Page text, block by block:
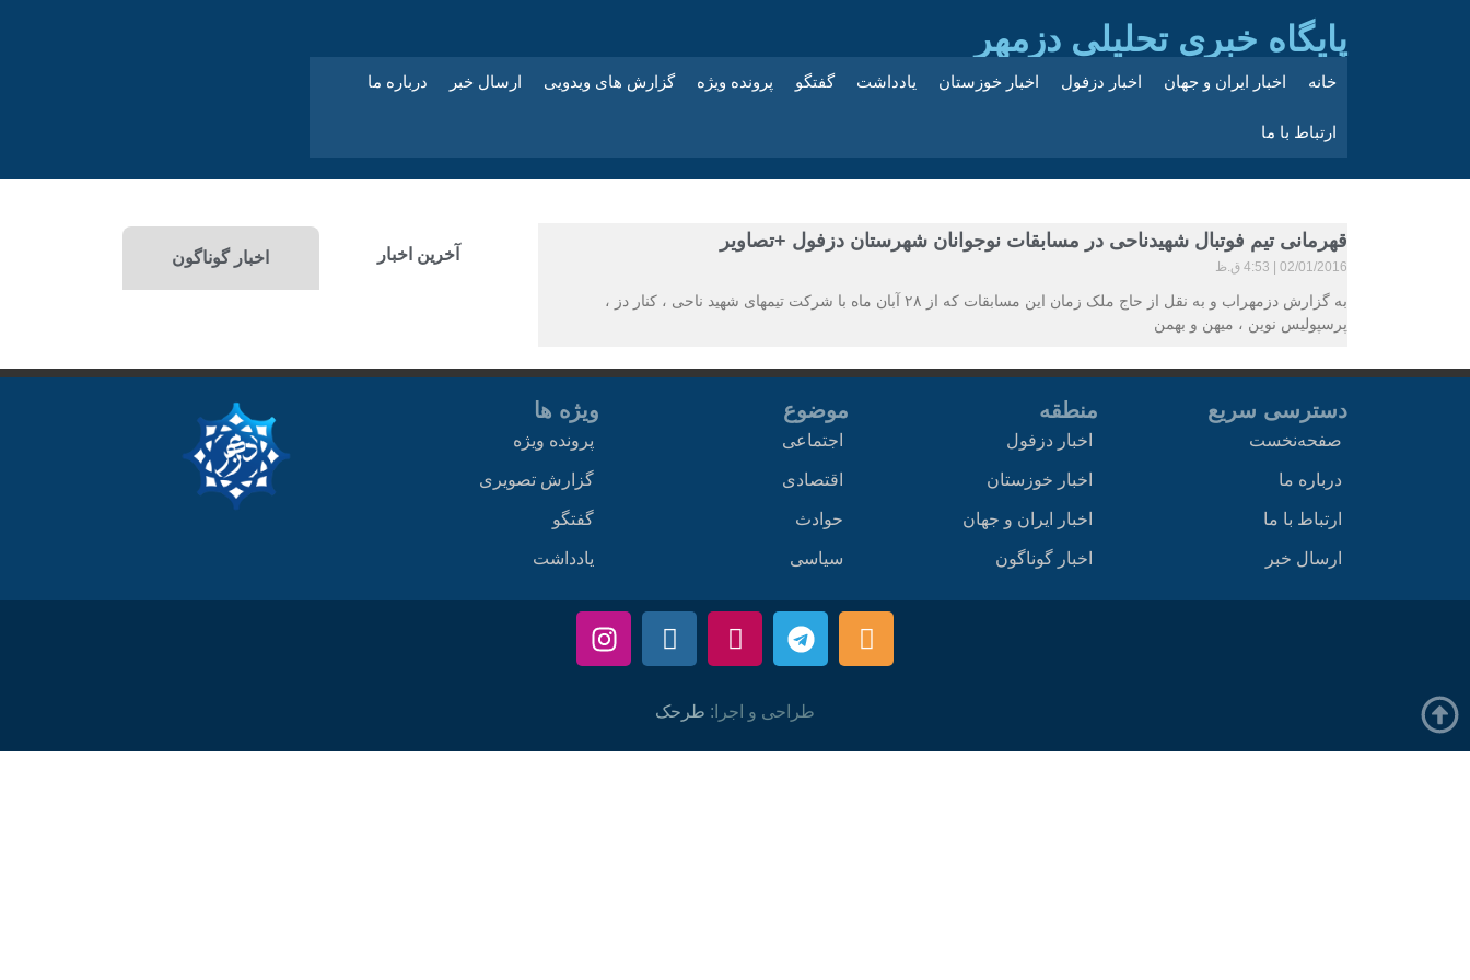
پایگاه خبری تحلیلی دزمهر
خانه اخبار ایران و جهان اخبار دزفول اخبار خوزستان یادداشت گفتگو پرونده ویژه گزارش های ویدویی ارسال خبر درباره ما
ارتباط با ما
قهرمانی تیم فوتبال شهیدناحی در مسابقات نوجوانان شهرستان دزفول +تصاویر
02/01/2016 4:53 ق.ظ
به گزارش دزمهراب و به نقل از حاج ملک زمان این مسابقات که از ۲۸ آبان ماه با شرکت تیمهای شهید ناحی ، کنار دز ،
پرسپولیس نوین ، میهن و بهمن
آخرین اخبار اخبار گوناگون
دسترسی سریع
صفحه‌نخست
درباره ما
ارتباط با ما
ارسال خبر
منطقه
اخبار دزفول
اخبار خوزستان
اخبار ایران و جهان
اخبار گوناگون
موضوع
اجتماعی
اقتصادی
حوادث
سیاسی
ویژه ها
پرونده ویژه
گزارش تصویری
گفتگو
یادداشت
طراحی و اجرا: طرحک